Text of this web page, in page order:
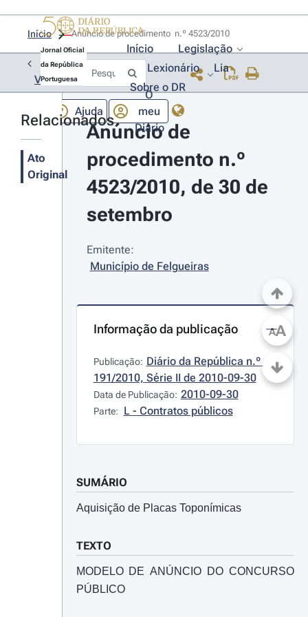
Jornal Oficial
da República
Portuguesa
Início
Legislação
Lexionário
Lia
Sobre o DR
Ajuda
O
meu
Diário
Início
Voltar
Relacionados
Ato
Original
Anúncio de
procedimento n.º
4523/2010, de 30 de
setembro
Emitente:
Município de Felgueiras
Informação da publicação
Publicação: Diário da República n.º
191/2010, Série II de 2010-09-30
Data de Publicação: 2010-09-30
Parte: L - Contratos públicos
SUMÁRIO
Aquisição de Placas Toponímicas
TEXTO
MODELO DE ANÚNCIO DO CONCURSO
PÚBLICO
AA